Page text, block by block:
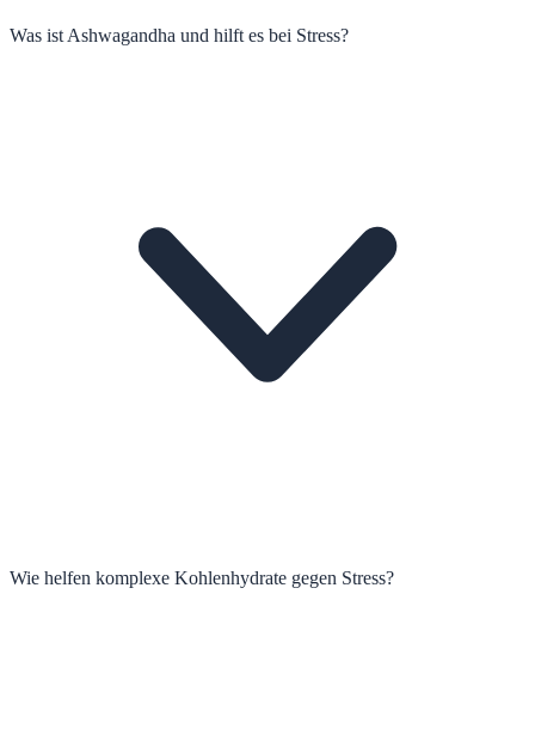
Was ist Ashwagandha und hilft es bei Stress?
Wie helfen komplexe Kohlenhydrate gegen Stress?